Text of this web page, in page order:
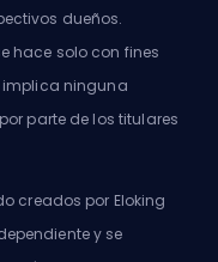
dueños.
hace solo con fines
ninguna
parte de los titulares
creados por Eloking
y se